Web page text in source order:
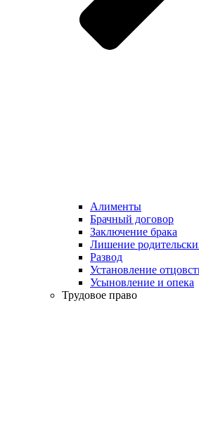
Алименты
Брачный договор
Заключение брака
Лишение
Развод
Установление
Усыновление и опека
Трудовое право